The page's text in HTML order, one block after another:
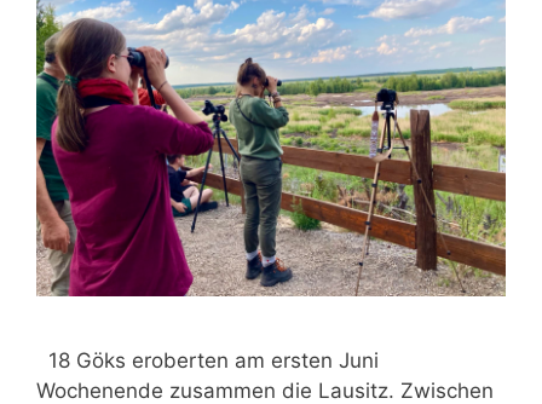
18 Göks eroberten am ersten Juni
Wochenende zusammen die Lausitz. Zwischen